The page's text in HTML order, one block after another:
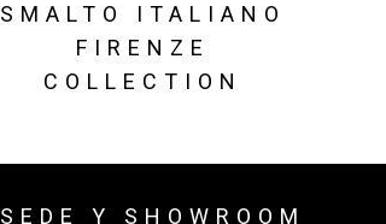
SMALTO ITALIANO
FIRENZE
COLLECTION
SEDE Y SHOWROOM